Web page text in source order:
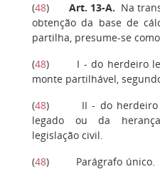
(48) Art. 13-A. Na
obtenção da base de
partilha, presume-se
(48) I - do herdeiro
monte partilhável,
(48) II - do herdeiro
legado ou da
legislação civil.
(48) Parágrafo único.